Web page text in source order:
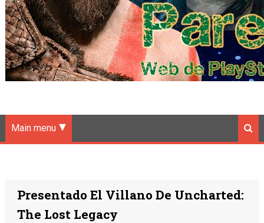
Main menu
Presentado El Villano De Uncharted:
The Lost Legacy